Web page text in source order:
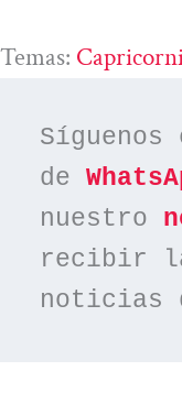
Temas:
de
nuestro
recibir
noticias